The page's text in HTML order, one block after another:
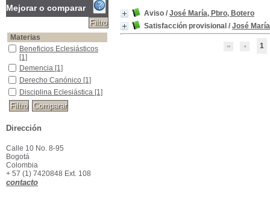
Aviso / José María, Pbro, Botero
Satisfacción provisional / José
1
Mejorar o comparar
Materias
Beneficios Eclesiásticos
Beneficios Eclesiásticos
[1]
Demencia
Demencia [1]
Derecho Canónico
Derecho Canónico [1]
Disciplina Eclesiástica
Disciplina Eclesiástica [1]
Dirección
Calle 10 No. 8-95
Bogotá
Colombia
+ 57 (1) 7420848 Ext. 108
contacto